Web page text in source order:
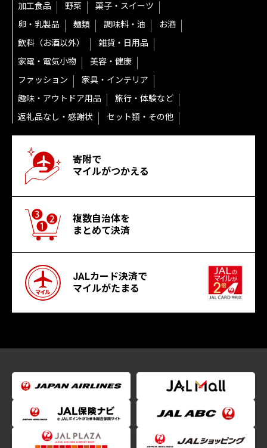
加工食品
野菜
菓子・スイーツ
卵・乳製品
麺類 調味料・油
お酒
飲料（お酒以外）
雑貨・日用品
家電・電気小物
美容・健康
ファッション
家具・インテリア
趣味・アウトドア用品
旅行・体験など
返礼品なし・感謝状
セット類・その他
寄附で
マイルがつかえる
複数自治体を
まとめて決済
JALカード決済で
マイルがたまる